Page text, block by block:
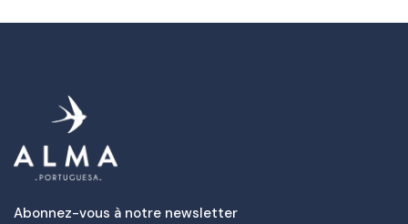
Abonnez-vous à notre newsletter